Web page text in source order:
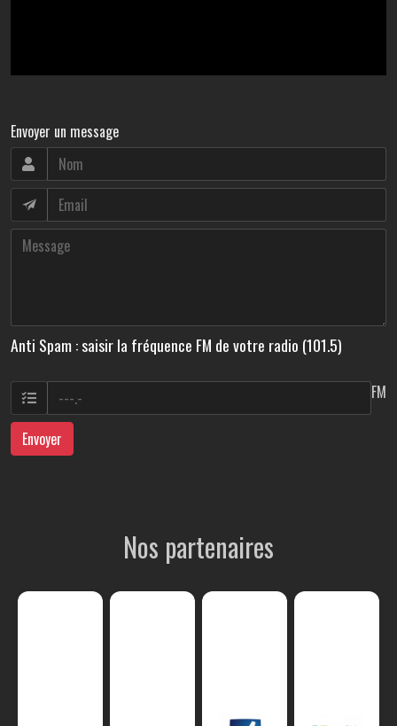
Envoyer un message
Anti Spam : saisir la fréquence FM de votre radio (101.5)
FM
Envoyer
Nos partenaires